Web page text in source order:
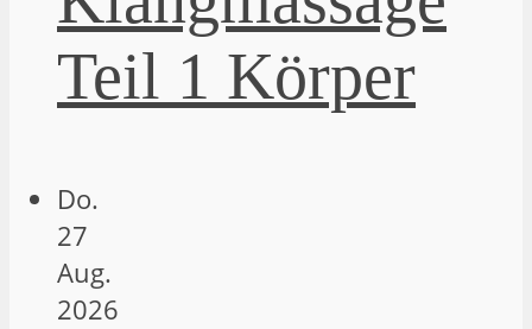
Teil 1 Körper
Do.
27
Aug.
2026